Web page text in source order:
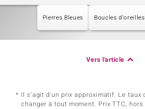
Pierres Bleues Boucles
Vers l'article
* Il s'agit d'un prix approximatif. Le taux
changer à tout moment. Prix TTC,